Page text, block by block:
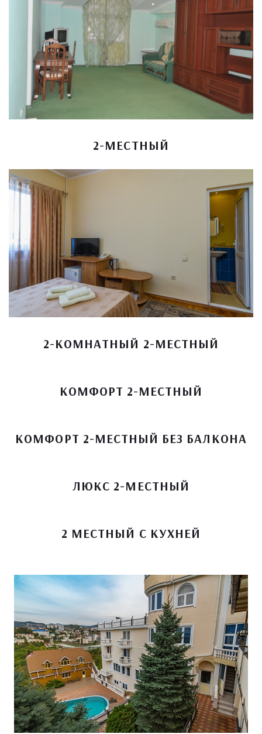
2-МЕСТНЫЙ
2-КОМНАТНЫЙ 2-МЕСТНЫЙ
КОМФОРТ 2-МЕСТНЫЙ
КОМФОРТ 2-МЕСТНЫЙ БЕЗ БАЛКОНА
ЛЮКС 2-МЕСТНЫЙ
2 МЕСТНЫЙ С КУХНЕЙ